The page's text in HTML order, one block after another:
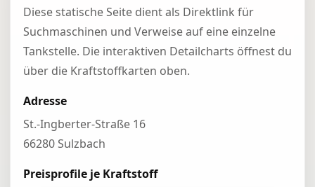
Diese statische Seite dient als Direktlink für
Suchmaschinen und Verweise auf eine einzelne
Tankstelle. Die interaktiven Detailcharts öffnest du
über die Kraftstoffkarten oben.
Adresse
St.-Ingberter-Straße 16
66280 Sulzbach
Preisprofile je Kraftstoff